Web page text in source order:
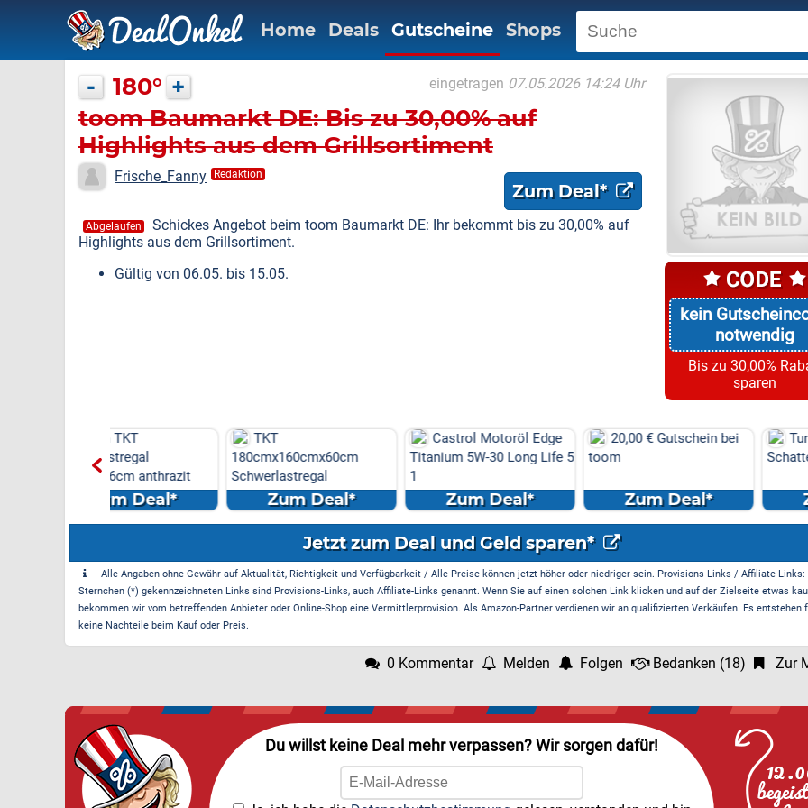
Home Deals Gutscheine Shops
kein
notwendig
Bis zu 30,00%
sparen
- 180° + eingetragen 07.05.2026 14:24 Uhr
toom Baumarkt DE: Bis zu 30,00% auf
Highlights aus dem Grillsortiment
Frische_Fanny Redaktion
Zum Deal*
Abgelaufen
Schickes Angebot beim toom Baumarkt DE: Ihr bekommt bis zu 30,00% auf
Highlights aus dem Grillsortiment.
Gültig von 06.05. bis 15.05.
180cmx160cmx60cm
Schwerlastregal
Zum Deal*
Castrol Motoröl Edge
Titanium 5W-30 Long Life 5
1
Zum Deal*
20,00 € Gutschein bei
toom
Zum Deal*
Turbo-Nachsaat
Schatten 25 m² 0,5 kg
Zum Deal*
Jetzt zum Deal und Geld sparen*
Alle Angaben ohne Gewähr auf Aktualität, Richtigkeit und Verfügbarkeit / Alle Preise können jetzt höher oder niedriger sein. Provisions-Links / Affiliate-
Sternchen (*) gekennzeichneten Links sind Provisions-Links, auch Affiliate-Links genannt. Wenn Sie auf einen solchen Link klicken und auf der Zielseite etwas
bekommen wir vom betreffenden Anbieter oder Online-Shop eine Vermittlerprovision. Als Amazon-Partner verdienen wir an qualifizierten Verkäufen. Es entstehen
keine Nachteile beim Kauf oder Preis.
0 Kommentar Melden Folgen Bedanken (18) Zur
Du willst keine Deal mehr verpassen? Wir sorgen dafür!